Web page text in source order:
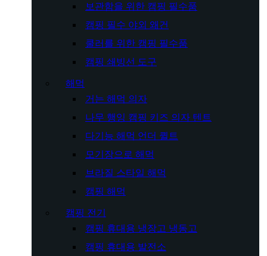
보관함을 위한 캠핑 필수품
캠핑 필수 야외 왜건
쿨러를 위한 캠핑 필수품
캠핑 쇄빙선 도구
해먹
거는 해먹 의자
나무 행잉 캠핑 키즈 의자 텐트
다기능 해먹 언더 퀼트
모기장으로 해먹
브라질 스타일 해먹
캠핑 해먹
캠핑 전기
캠핑 휴대용 냉장고 냉동고
캠핑 휴대용 발전소